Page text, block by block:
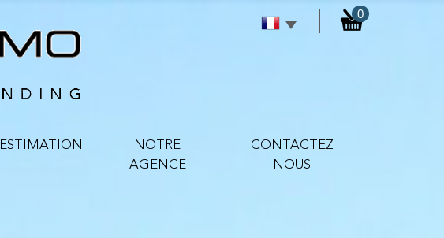
0
ESTIMATION
NOTRE
AGENCE
CONTACTEZ
NOUS